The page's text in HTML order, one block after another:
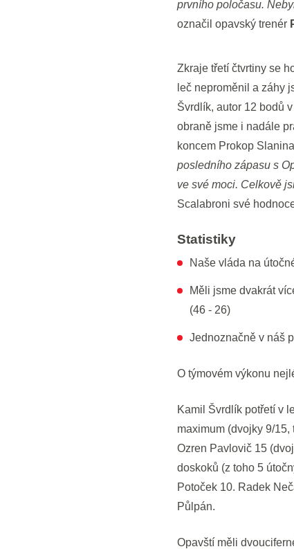
prvního poločasu.
označil opavský trenér
Zkraje třetí čtvrtiny se
leč neproměnil a záhy
Švrdlík, autor 12 bodů
obraně jsme i nadále
koncem Prokop
posledního zápasu s
ve své moci. Celkově
Scalabroni své
Statistiky
Naše vláda na
Měli jsme dvakrát
(46 - 26)
Jednoznačně v náš
O týmovém výkonu
Kamil Švrdlík potřetí v
maximum (dvojky 9/15,
Ozren Pavlovič 15
doskoků (z toho 5
Potoček 10. Radek
Půlpán.
Opavští měli